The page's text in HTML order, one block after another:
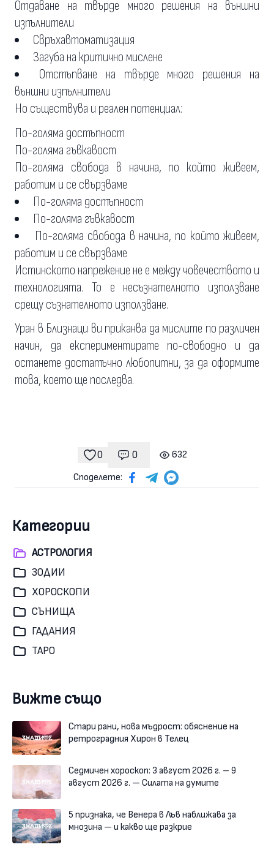
Категории
АСТРОЛОГИЯ
ЗОДИИ
ХОРОСКОПИ
СЪНИЩА
ГАДАНИЯ
ТАРО
Вижте също
Стари рани, нова мъдрост: обяснение на
ретроградния Хирон в Телец
Седмичен хороскоп: 3 август 2026 г. – 9
август 2026 г. — Силата на думите
5 признака, че Венера в Лъв наближава за
мнозина — и какво ще разкрие
Отдаване на твърде много решения на външни
изпълнители
Свръхавтоматизация
Загуба на критично мислене
Отстъпване на твърде много решения на
външни изпълнители
Но съществува и реален потенциал:
По-голяма достъпност
По-голяма гъвкавост
По-голяма свобода в начина, по който живеем,
работим и се свързваме
По-голяма достъпност
По-голяма гъвкавост
По-голяма свобода в начина, по който живеем,
работим и се свързваме
Истинското напрежение не е между човечеството и
технологията. То е несъзнателното използване
срещу съзнателното използване.
Уран в Близнаци ви приканва да мислите по различен
начин, да експериментирате по-свободно и да
останете достатъчно любопитни, за да оформите
това, което ще последва.
0
харесвания
0
Коментари
632
гледания
Споделете: